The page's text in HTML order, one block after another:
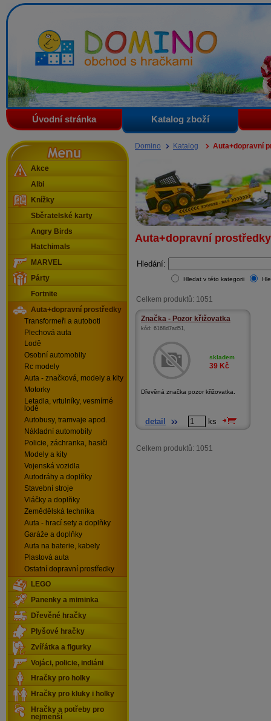
Domino - obchod s hračkami
Úvodní stránka Katalog zboží
Domino Katalog Auta+dopravní
Auta+dopravní prostředky
Hledání:
Hledat v této kategorii
Celkem produktů: 1051
Značka - Pozor křižovatka
kód: 6168d7ad51,
skladem
39 Kč
Dřevěná značka pozor křižovatka.
detail ks
Celkem produktů: 1051
Menu
Akce
Albi
Knížky
Sběratelské karty
Angry Birds
Hatchimals
MARVEL
Párty
Fortnite
Auta+dopravní prostředky
Transformeři a autoboti
Plechová auta
Lodě
Osobní automobily
Rc modely
Auta - značková, modely a kity
Motorky
Letadla, vrtulníky, vesmírné
lodě
Autobusy, tramvaje apod.
Nákladní automobily
Policie, záchranka, hasiči
Modely a kity
Vojenská vozidla
Autodráhy a doplňky
Stavební stroje
Vláčky a doplňky
Zemědělská technika
Auta - hrací sety a doplňky
Garáže a doplňky
Auta na baterie, kabely
Plastová auta
Ostatní dopravní prostředky
LEGO
Panenky a miminka
Dřevěné hračky
Plyšové hračky
Zvířátka a figurky
Vojáci, policie, indiáni
Hračky pro holky
Hračky pro kluky i holky
Hračky a potřeby pro
nejmenší